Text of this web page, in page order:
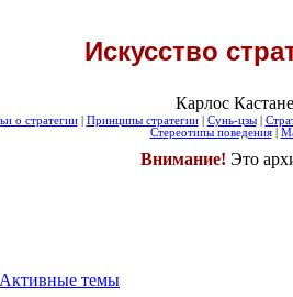
Искусство
Карлос
о стратегии| Принципы стратегии| Сунь-цзы|
Стереотипы поведения|
Внимание! Это
Активные темы